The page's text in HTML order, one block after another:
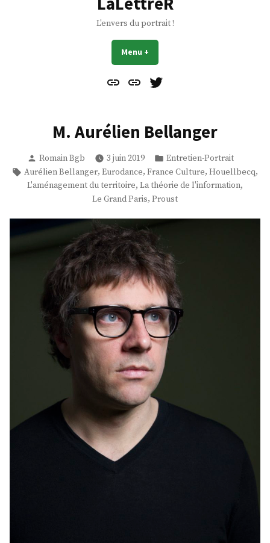
L'envers du portrait !
Menu +
Contact
À
Mes
M. Aurélien Bellanger
Publié
par
Romain Bgb 3 juin 2019
Publié
dans
Entretien-Portrait
Étiquettes :
Aurélien Bellanger, Eurodance, France Culture, Houellbecq,
L'aménagement du territoire, La théorie de l'information,
Le Grand Paris, Proust